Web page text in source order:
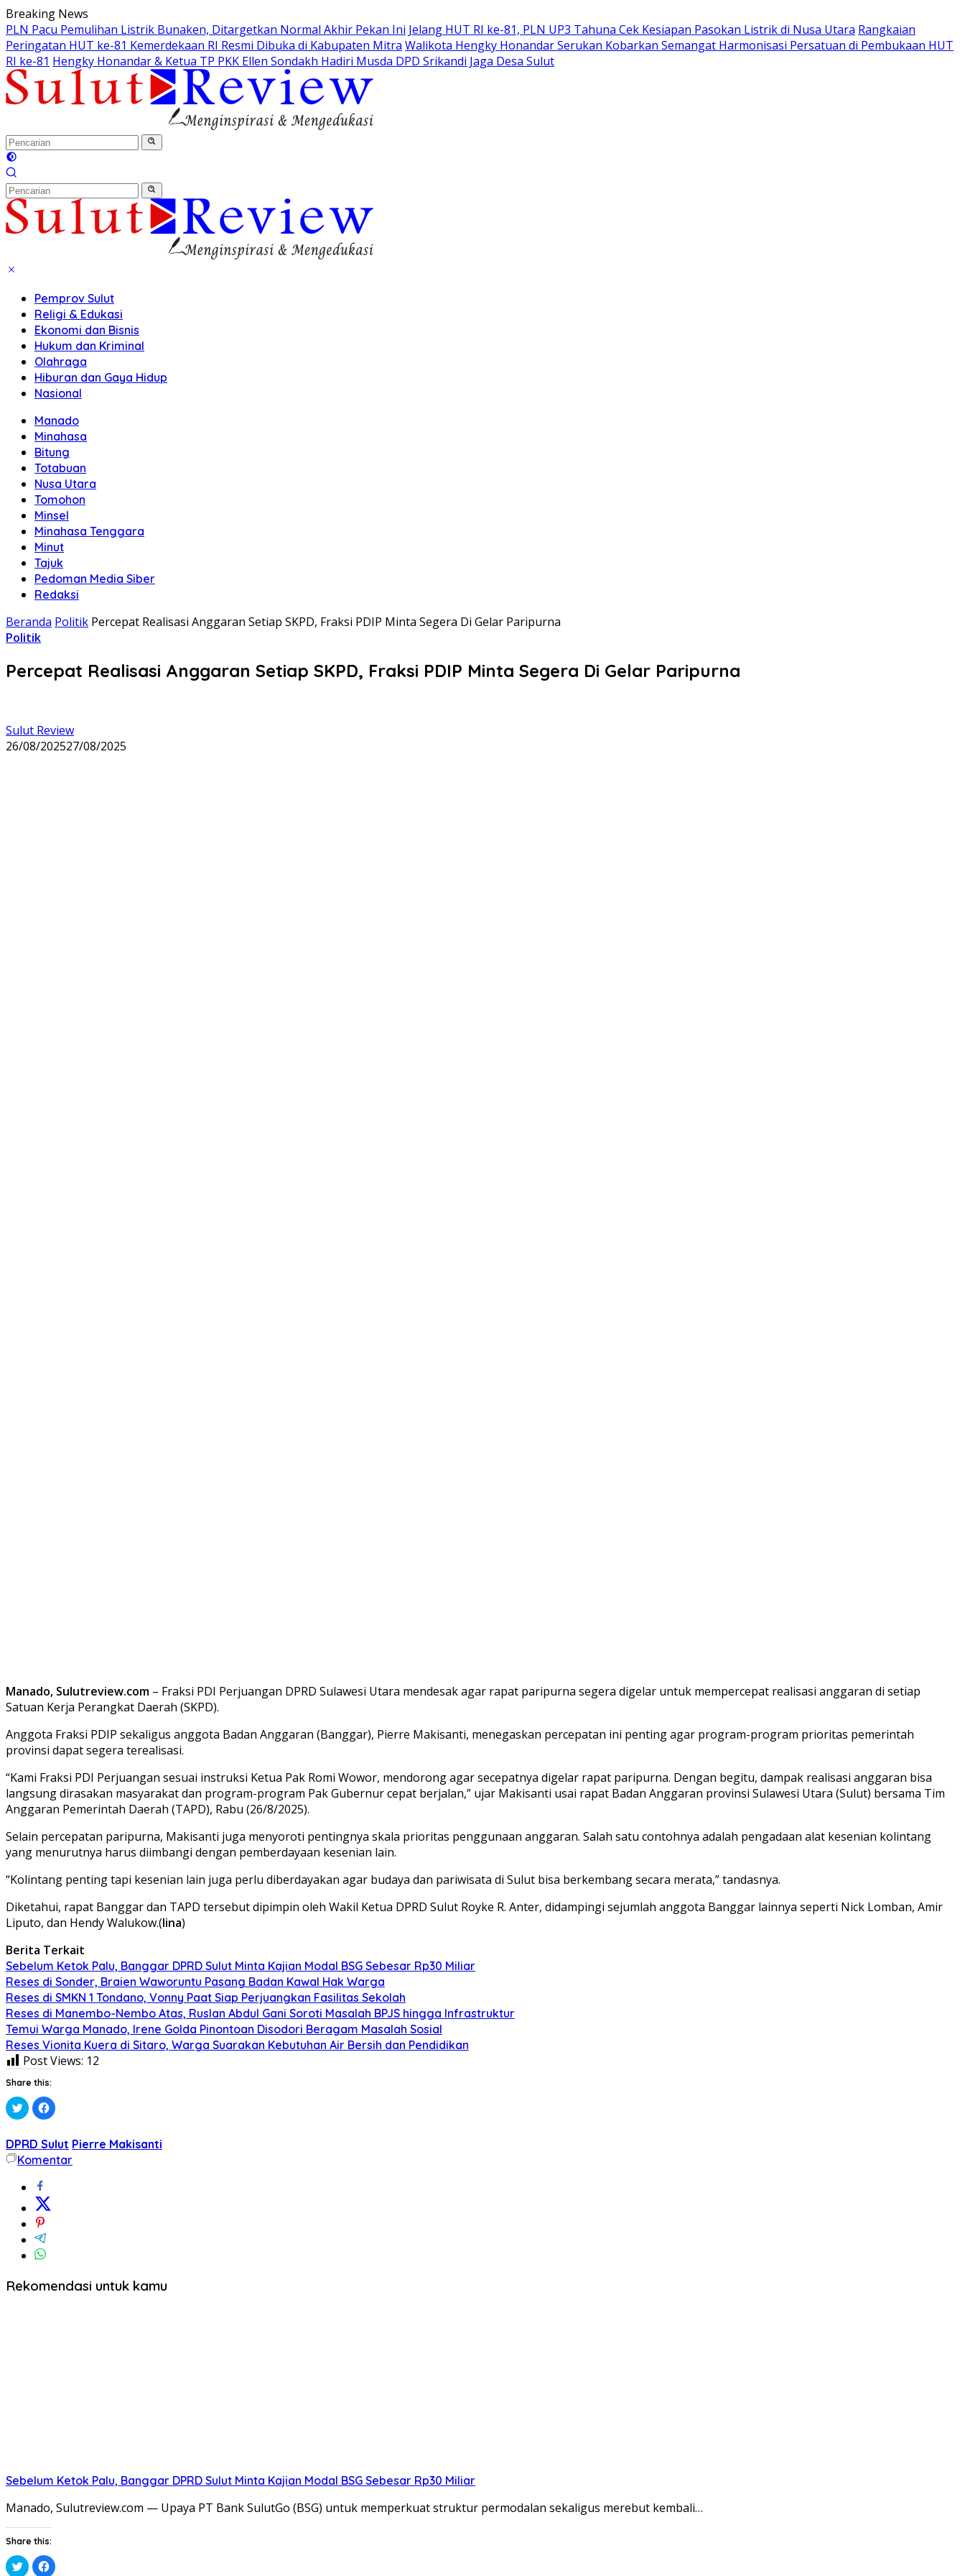
Langsung
ke
konten
Breaking News
PLN Pacu Pemulihan Listrik Bunaken, Ditargetkan Normal Akhir Pekan Ini Jelang HUT RI ke-81, PLN UP3 Tahuna Cek Kesiapan Pasokan Listrik di Nusa Utara Rangkaian
Peringatan HUT ke-81 Kemerdekaan RI Resmi Dibuka di Kabupaten Mitra Walikota Hengky Honandar Serukan Kobarkan Semangat Harmonisasi Persatuan di Pembukaan HUT
RI ke-81 Hengky Honandar & Ketua TP PKK Ellen Sondakh Hadiri Musda DPD Srikandi Jaga Desa Sulut
Pemprov Sulut
Religi & Edukasi
Ekonomi dan Bisnis
Hukum dan Kriminal
Olahraga
Hiburan dan Gaya Hidup
Nasional
Manado
Minahasa
Bitung
Totabuan
Nusa Utara
Tomohon
Minsel
Minahasa Tenggara
Minut
Tajuk
Pedoman Media Siber
Redaksi
Beranda Politik Percepat Realisasi Anggaran Setiap SKPD, Fraksi PDIP Minta Segera Di Gelar Paripurna
Politik
Percepat Realisasi Anggaran Setiap SKPD, Fraksi PDIP Minta Segera Di Gelar Paripurna
Sulut Review
26/08/202527/08/2025
Manado, Sulutreview.com – Fraksi PDI Perjuangan DPRD Sulawesi Utara mendesak agar rapat paripurna segera digelar untuk mempercepat realisasi anggaran di setiap
Satuan Kerja Perangkat Daerah (SKPD).
Anggota Fraksi PDIP sekaligus anggota Badan Anggaran (Banggar), Pierre Makisanti, menegaskan percepatan ini penting agar program-program prioritas pemerintah
provinsi dapat segera terealisasi.
“Kami Fraksi PDI Perjuangan sesuai instruksi Ketua Pak Romi Wowor, mendorong agar secepatnya digelar rapat paripurna. Dengan begitu, dampak realisasi anggaran bisa
langsung dirasakan masyarakat dan program-program Pak Gubernur cepat berjalan,” ujar Makisanti usai rapat Badan Anggaran provinsi Sulawesi Utara (Sulut) bersama Tim
Anggaran Pemerintah Daerah (TAPD), Rabu (26/8/2025).
Selain percepatan paripurna, Makisanti juga menyoroti pentingnya skala prioritas penggunaan anggaran. Salah satu contohnya adalah pengadaan alat kesenian kolintang
yang menurutnya harus diimbangi dengan pemberdayaan kesenian lain.
“Kolintang penting tapi kesenian lain juga perlu diberdayakan agar budaya dan pariwisata di Sulut bisa berkembang secara merata,” tandasnya.
Diketahui, rapat Banggar dan TAPD tersebut dipimpin oleh Wakil Ketua DPRD Sulut Royke R. Anter, didampingi sejumlah anggota Banggar lainnya seperti Nick Lomban, Amir
Liputo, dan Hendy Walukow.(lina)
Berita Terkait
Sebelum Ketok Palu, Banggar DPRD Sulut Minta Kajian Modal BSG Sebesar Rp30 Miliar
Reses di Sonder, Braien Waworuntu Pasang Badan Kawal Hak Warga
Reses di SMKN 1 Tondano, Vonny Paat Siap Perjuangkan Fasilitas Sekolah
Reses di Manembo-Nembo Atas, Ruslan Abdul Gani Soroti Masalah BPJS hingga Infrastruktur
Temui ​Warga Manado, Irene Golda Pinontoan Disodori Beragam Masalah Sosial
Reses Vionita Kuera di Sitaro, Warga Suarakan Kebutuhan Air Bersih dan Pendidikan
Post Views: 12
Share this:
Klik
untuk
berbagi
Twitter(Membuka
di
jendela
yang
Klik
untuk
Facebook(Membuka
di
jendela
yang
DPRD Sulut Pierre Makisanti
Komentar
Rekomendasi untuk kamu
Sebelum Ketok Palu, Banggar DPRD Sulut Minta Kajian Modal BSG Sebesar Rp30 Miliar
​Manado, Sulutreview.com — Upaya PT Bank SulutGo (BSG) untuk memperkuat struktur permodalan sekaligus merebut kembali…
Share this:
Klik
untuk
Klik
untuk